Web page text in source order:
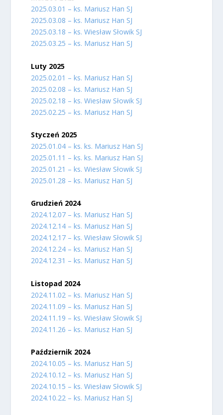
2025.03.01 – ks. Mariusz Han SJ
2025.03.08 – ks. Mariusz Han SJ
2025.03.18 – ks. Wiesław Słowik SJ
2025.03.25 – ks. Mariusz Han SJ
Luty 2025
2025.02.01 – ks. Mariusz Han SJ
2025.02.08 – ks. Mariusz Han SJ
2025.02.18 – ks. Wiesław Słowik SJ
2025.02.25 – ks. Mariusz Han SJ
Styczeń 2025
2025.01.04 – ks. ks. Mariusz Han SJ
2025.01.11 – ks. ks. Mariusz Han SJ
2025.01.21 – ks. Wiesław Słowik SJ
2025.01.28 – ks. Mariusz Han SJ
Grudzień 2024
2024.12.07 – ks. Mariusz Han SJ
2024.12.14 – ks. Mariusz Han SJ
2024.12.17 – ks. Wiesław Słowik SJ
2024.12.24 – ks. Mariusz Han SJ
2024.12.31 – ks. Mariusz Han SJ
Listopad 2024
2024.11.02 – ks. Mariusz Han SJ
2024.11.09 – ks. Mariusz Han SJ
2024.11.19 – ks. Wiesław Słowik SJ
2024.11.26 – ks. Mariusz Han SJ
Październik 2024
2024.10.05 – ks. Mariusz Han SJ
2024.10.12 – ks. Mariusz Han SJ
2024.10.15 – ks. Wiesław Słowik SJ
2024.10.22 – ks. Mariusz Han SJ